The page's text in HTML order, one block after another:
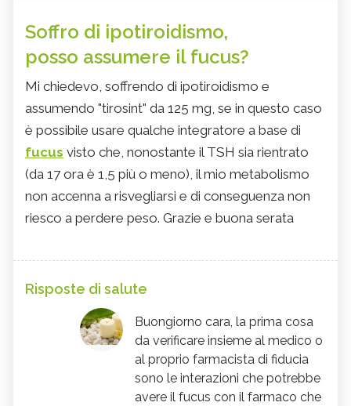
Soffro di ipotiroidismo,
posso assumere il fucus?
Mi chiedevo, soffrendo di ipotiroidismo e
assumendo "tirosint" da 125 mg, se in questo caso
è possibile usare qualche integratore a base di
fucus visto che, nonostante il TSH sia rientrato
(da 17 ora è 1,5 più o meno), il mio metabolismo
non accenna a risvegliarsi e di conseguenza non
riesco a perdere peso. Grazie e buona serata
Risposte di salute
Buongiorno cara, la prima cosa
da verificare insieme al medico o
al proprio farmacista di fiducia
sono le interazioni che potrebbe
avere il fucus con il farmaco che